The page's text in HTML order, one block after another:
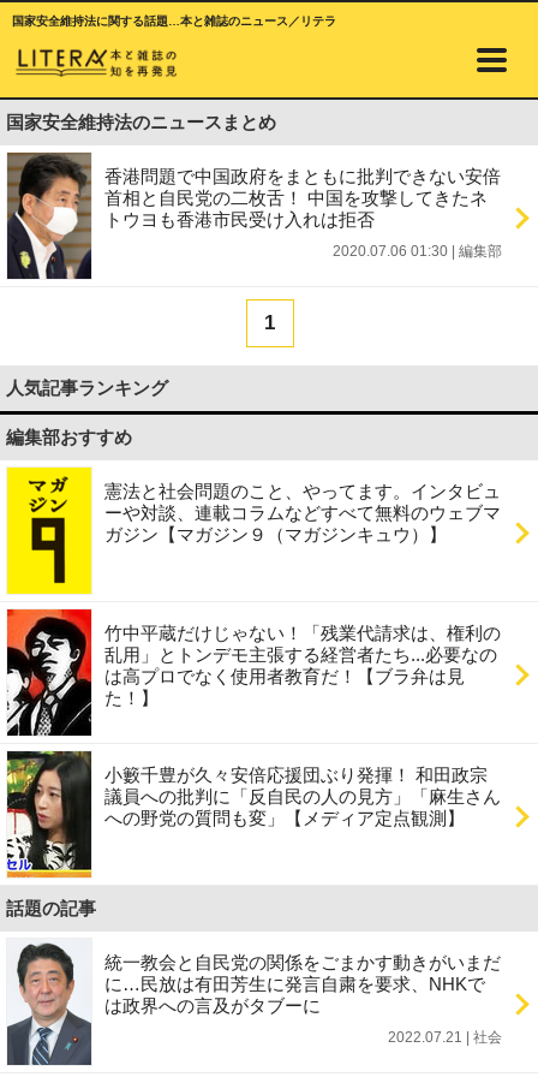
国家安全維持法に関する話題…本と雑誌のニュース／リテラ
国家安全維持法のニュースまとめ
香港問題で中国政府をまともに批判できない安倍
首相と自民党の二枚舌！ 中国を攻撃してきたネ
トウヨも香港市民受け入れは拒否
2020.07.06 01:30 編集部
1
人気記事ランキング
編集部おすすめ
憲法と社会問題のこと、やってます。インタビュ
ーや対談、連載コラムなどすべて無料のウェブマ
ガジン【マガジン９（マガジンキュウ）】
竹中平蔵だけじゃない！「残業代請求は、権利の
乱用」とトンデモ主張する経営者たち...必要なの
は高プロでなく使用者教育だ！【ブラ弁は見
た！】
小籔千豊が久々安倍応援団ぶり発揮！ 和田政宗
議員への批判に「反自民の人の見方」「麻生さん
への野党の質問も変」【メディア定点観測】
話題の記事
統一教会と自民党の関係をごまかす動きがいまだ
に…民放は有田芳生に発言自粛を要求、NHKで
は政界への言及がタブーに
2022.07.21 | 社会